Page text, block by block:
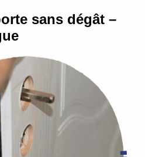
sans dégât –